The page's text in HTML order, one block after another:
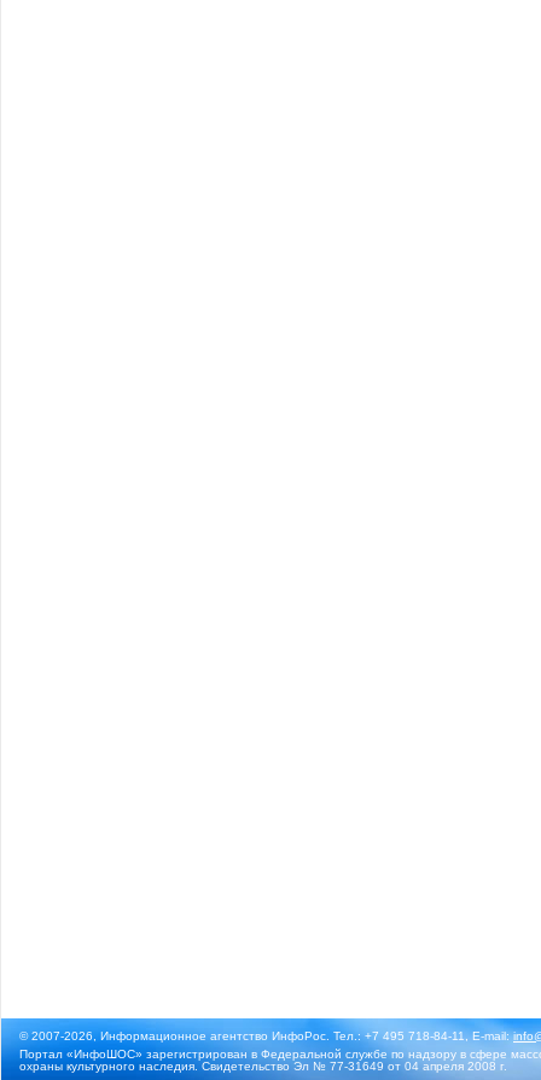
© 2007-2026, Информационное агентство ИнфоРос. Тел.: +7 495 718-84-11, E-mail:
Портал «ИнфоШОС» зарегистрирован в Федеральной службе по надзору в сфере
охраны культурного наследия. Свидетельство Эл № 77-31649 от 04 апреля 2008 г.